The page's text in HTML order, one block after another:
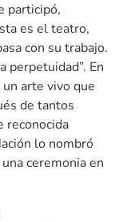
participó,
es el teatro,
con su trabajo.
perpetuidad”. En
arte vivo que
de tantos
reconocida
lo nombró
ceremonia en